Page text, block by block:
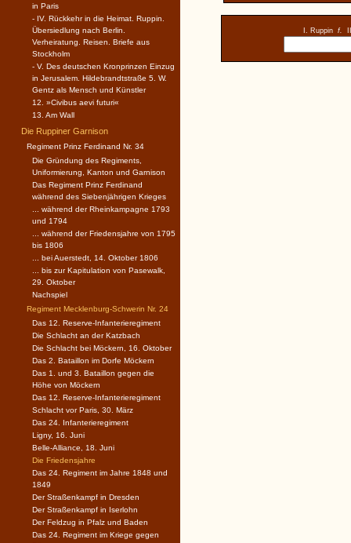
I. Ruppin f.
in Paris
- IV. Rückkehr in die Heimat. Ruppin.
Übersiedlung nach Berlin.
Verheiratung. Reisen. Briefe aus
Stockholm
- V. Des deutschen Kronprinzen Einzug
in Jerusalem. Hildebrandtstraße 5. W.
Gentz als Mensch und Künstler
12. »Civibus aevi futuri«
13. Am Wall
Die Ruppiner Garnison
Regiment Prinz Ferdinand Nr. 34
Die Gründung des Regiments,
Uniformierung, Kanton und Garnison
Das Regiment Prinz Ferdinand
während des Siebenjährigen Krieges
... während der Rheinkampagne 1793
und 1794
... während der Friedensjahre von 1795
bis 1806
... bei Auerstedt, 14. Oktober 1806
... bis zur Kapitulation von Pasewalk,
29. Oktober
Nachspiel
Regiment Mecklenburg-Schwerin Nr. 24
Das 12. Reserve-Infanterieregiment
Die Schlacht an der Katzbach
Die Schlacht bei Möckern, 16. Oktober
Das 2. Bataillon im Dorfe Möckern
Das 1. und 3. Bataillon gegen die
Höhe von Möckern
Das 12. Reserve-Infanterieregiment
Schlacht vor Paris, 30. März
Das 24. Infanterieregiment
Ligny, 16. Juni
Belle-Alliance, 18. Juni
Die Friedensjahre
Das 24. Regiment im Jahre 1848 und
1849
Der Straßenkampf in Dresden
Der Straßenkampf in Iserlohn
Der Feldzug in Pfalz und Baden
Das 24. Regiment im Kriege gegen